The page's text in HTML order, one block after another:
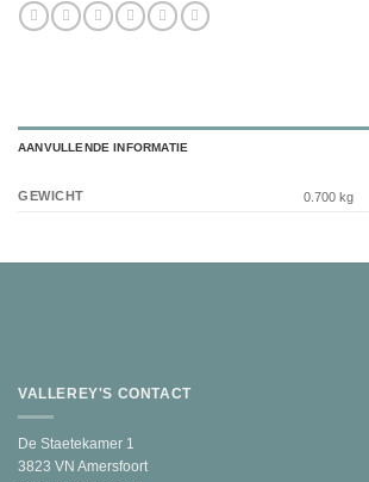
AANVULLENDE INFORMATIE
GEWICHT 0.700 kg
VALLEREY'S CONTACT
De Staetekamer 1
3823 VN Amersfoort